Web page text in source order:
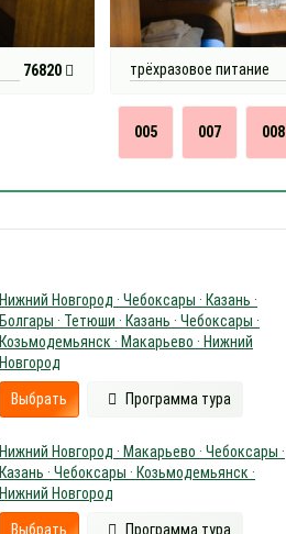
76820 трёхразовое питание
005 007 008
Нижний Новгород · Чебоксары · Казань ·
Болгары · Тетюши · Казань · Чебоксары ·
Козьмодемьянск · Макарьево · Нижний
Новгород
Выбрать Программа тура
Нижний Новгород · Макарьево · Чебоксары ·
Казань · Чебоксары · Козьмодемьянск ·
Нижний Новгород
Выбрать Программа тура